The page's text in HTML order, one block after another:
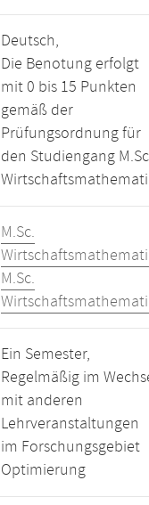
Deutsch,
Die Benotung erfolgt
mit 0 bis 15 Punkten
gemäß der
Prüfungsordnung für
den Studiengang
M.Sc.
M.Sc.
Ein Semester,
Regelmäßig im
mit anderen
Lehrveranstaltungen
im Forschungsgebiet
Optimierung